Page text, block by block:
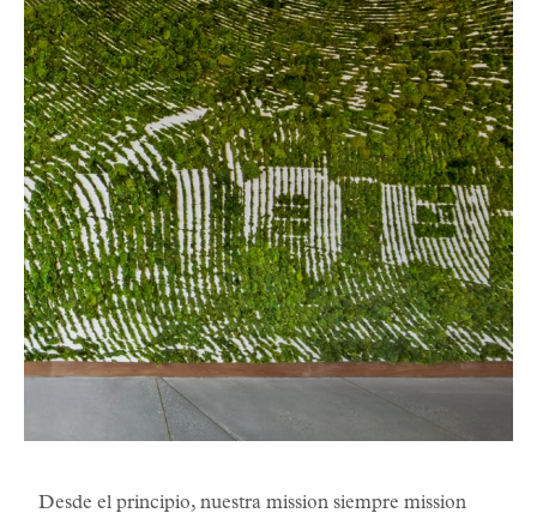
Desde el principio, nuestra mission siempre mission